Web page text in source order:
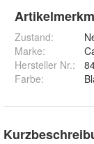
Zustand:
Marke:
Hersteller Nr.:
Farbe: